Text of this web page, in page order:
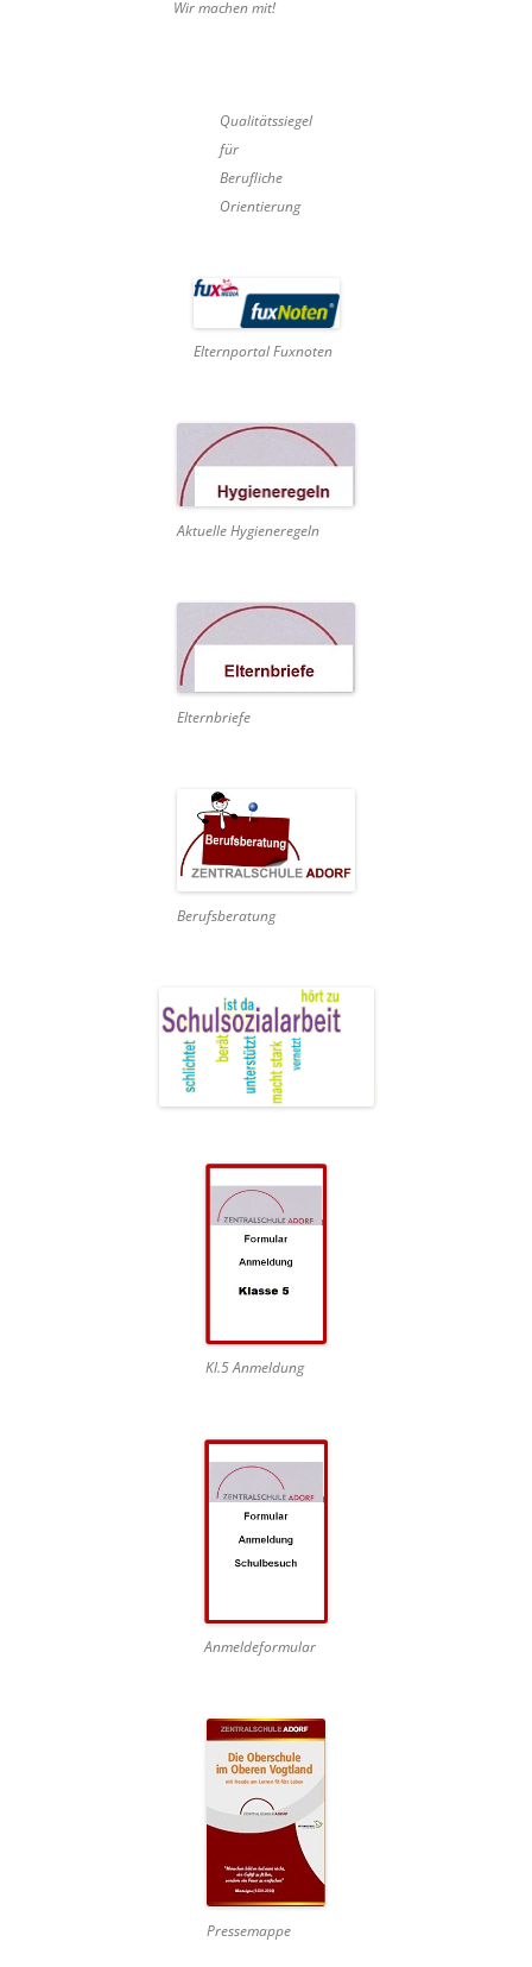
Wir machen mit!
Qualitätssiegel
für
Berufliche
Orientierung
Elternportal Fuxnoten
Aktuelle Hygieneregeln
Elternbriefe
Berufsberatung
Kl.5 Anmeldung
Anmeldeformular
Pressemappe